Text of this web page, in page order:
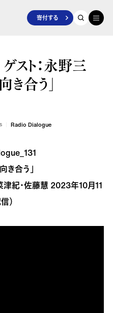
寄付する
スト：永野三
き合う」
Radio Dialogue
き合う」
津紀・佐藤慧 2023年10月11
）